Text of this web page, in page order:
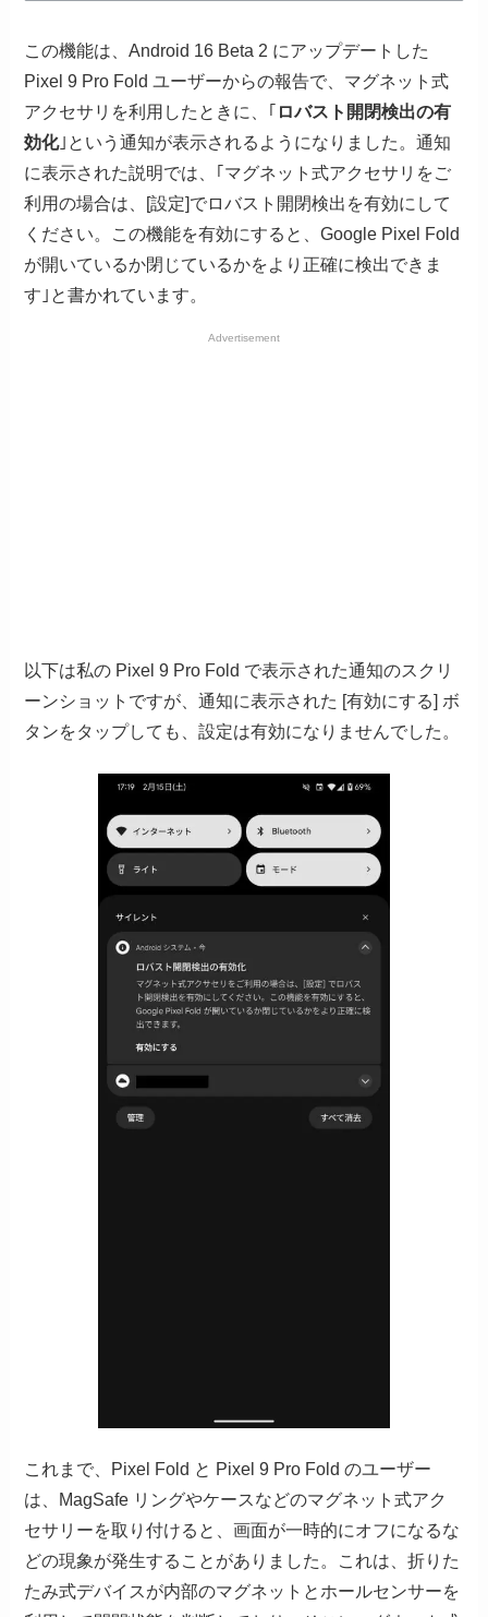
この機能は、Android 16 Beta 2 にアップデートした
Pixel 9 Pro Fold ユーザーからの報告で、マグネット式
アクセサリを利用したときに、｢ ロバスト開閉検出の有
効化｣という通知が表示されるようになりました。通知
に表示された説明では、｢マグネット式アクセサリをご
利用の場合は、[設定]でロバスト開閉検出を有効にして
ください。この機能を有効にすると、Google Pixel Fold
が開いているか閉じているかをより正確に検出できま
す｣と書かれています。
Advertisement
以下は私の Pixel 9 Pro Fold で表示された通知のスクリ
ーンショットですが、通知に表示された [有効にする] ボ
タンをタップしても、設定は有効になりませんでした。
これまで、Pixel Fold と Pixel 9 Pro Fold のユーザー
は、MagSafe リングやケースなどのマグネット式アク
セサリーを取り付けると、画面が一時的にオフになるな
どの現象が発生することがありました。これは、折りた
たみ式デバイスが内部のマグネットとホールセンサーを